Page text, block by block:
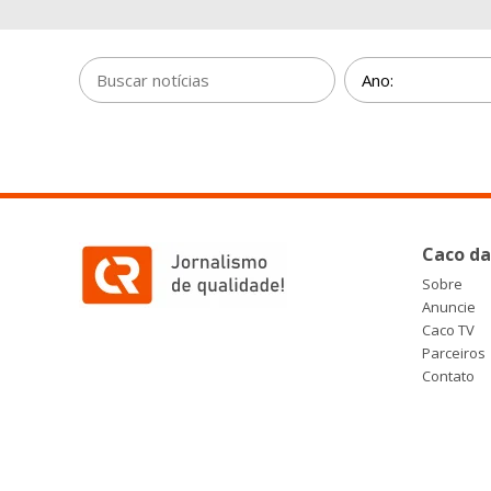
Caco
Sobre
Anuncie
Caco TV
Parceiros
Contato